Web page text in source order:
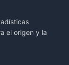
el origen y la